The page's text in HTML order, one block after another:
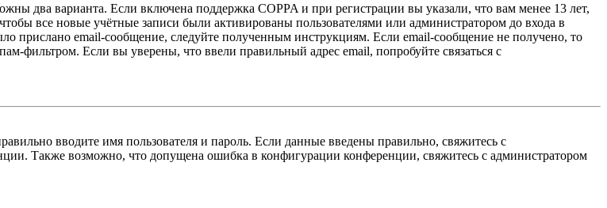
два варианта. Если включена поддержка COPPA и при регистрации вы указали, что вам менее 13 лет,
все новые учётные записи были активированы пользователями или администратором до входа в
прислано email-сообщение, следуйте полученным инструкциям. Если email-сообщение не получено, то
фильтром. Если вы уверены, что ввели правильный адрес email, попробуйте связаться с
вводите имя пользователя и пароль. Если данные введены правильно, свяжитесь с
Также возможно, что допущена ошибка в конфигурации конференции, свяжитесь с администратором